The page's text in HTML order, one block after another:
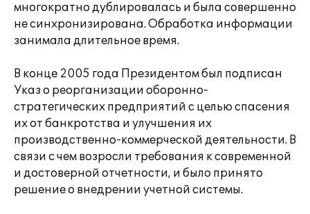
многократно дублировалась и была совершенно
не синхронизирована. Обработка информации
занимала длительное время.
В конце 2005 года Президентом был подписан
Указ о реорганизации оборонно-
стратегических предприятий с целью спасения
их от банкротства и улучшения их
производственно-коммерческой деятельности. В
связи с чем возросли требования к современной
и достоверной отчетности, и было принято
решение о внедрении учетной системы.